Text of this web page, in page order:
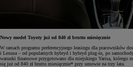
Nowy model Toyoty już od 840 zł brutto miesięcznie
W ramach programu preferencyjnego leasingu dla pracowników
i Lexusa – od popularnych hybryd i hybryd plug-in, po
warunki finansowe przygotowano dla miejskiego Yarisa, którego
się już od 840 zł brutto miesięcznie* przy umowie na trzy lata.